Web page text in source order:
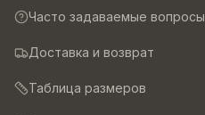
Часто задаваемые вопросы
Доставка и возврат
Таблица размеров